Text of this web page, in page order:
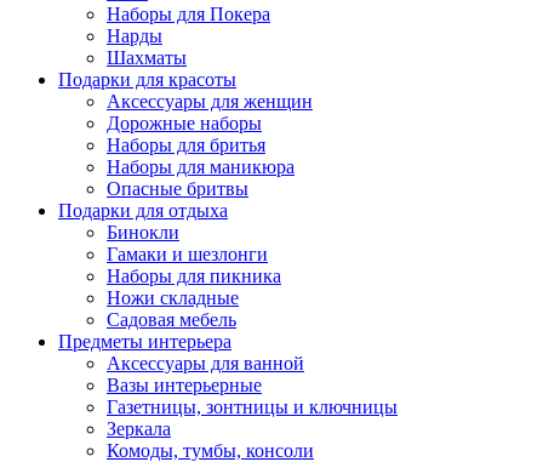
Наборы для Покера
Нарды
Шахматы
Подарки для красоты
Аксессуары для женщин
Дорожные наборы
Наборы для бритья
Наборы для маникюра
Опасные бритвы
Подарки для отдыха
Бинокли
Гамаки и шезлонги
Наборы для пикника
Ножи складные
Садовая мебель
Предметы интерьера
Аксессуары для ванной
Вазы интерьерные
Газетницы, зонтницы и ключницы
Зеркала
Комоды, тумбы, консоли